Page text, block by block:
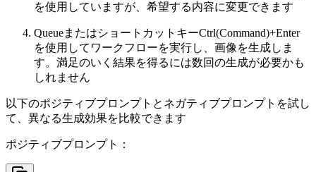
を使用していますが、希望する内容に変更できます
QueueまたはショートカットキーCtrl(Command)+Enter
を使用してワークフローを実行し、画像を生成しま
す。満足のいく結果を得るには数回の生成が必要かも
しれません
以下のポジティブプロンプトとネガティブプロンプトを試し
て、異なる生成効果を比較できます
ポジティブプロンプト：